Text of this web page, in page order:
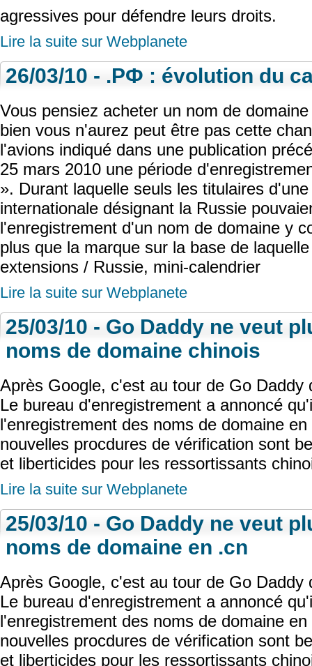
agressives pour défendre leurs droits.
Lire la suite sur Webplanete
26/03/10 - .PФ : évolution du
Vous pensiez acheter un nom de
bien vous n'aurez peut être pas cette
l'avions indiqué dans une publication
25 mars 2010 une période
». Durant laquelle seuls les titulaires
internationale désignant la Russie
l'enregistrement d'un nom de domaine y
plus que la marque sur la base de
extensions / Russie, mini-calendrier
Lire la suite sur Webplanete
25/03/10 - Go Daddy ne veut
noms de domaine chinois
Après Google, c'est au tour de Go Daddy
Le bureau d'enregistrement a annoncé
l'enregistrement des noms de domaine
nouvelles procdures de vérification sont
et liberticides pour les ressortissants
Lire la suite sur Webplanete
25/03/10 - Go Daddy ne veut
noms de domaine en .cn
Après Google, c'est au tour de Go Daddy
Le bureau d'enregistrement a annoncé
l'enregistrement des noms de domaine
nouvelles procdures de vérification sont
et liberticides pour les ressortissants